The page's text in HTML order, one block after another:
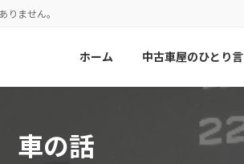
ません。
ホーム 中古車屋のひとり言
車の話